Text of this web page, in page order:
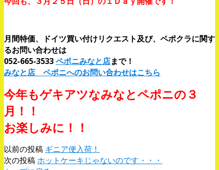
月間特価、ドイツ買い付けリクエスト及び、ペポクラに関す
るお問い合わせは
052-665-3533ペポニみなと店まで！
みなと店 ペポニへのお問い合わせはこちら
今年もゲキアツなみなとペポニの３
月！！
お楽しみに！！
以前の投稿 ギニア便入荷！
次の投稿ホットケーキじゃないのです・・・